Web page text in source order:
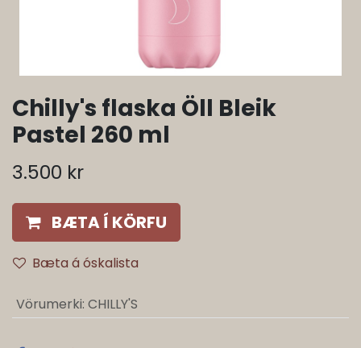
Chilly's flaska Öll Bleik
Pastel 260 ml
3.500 kr
BÆTA Í KÖRFU
Bæta á óskalista
Vörumerki: CHILLY'S